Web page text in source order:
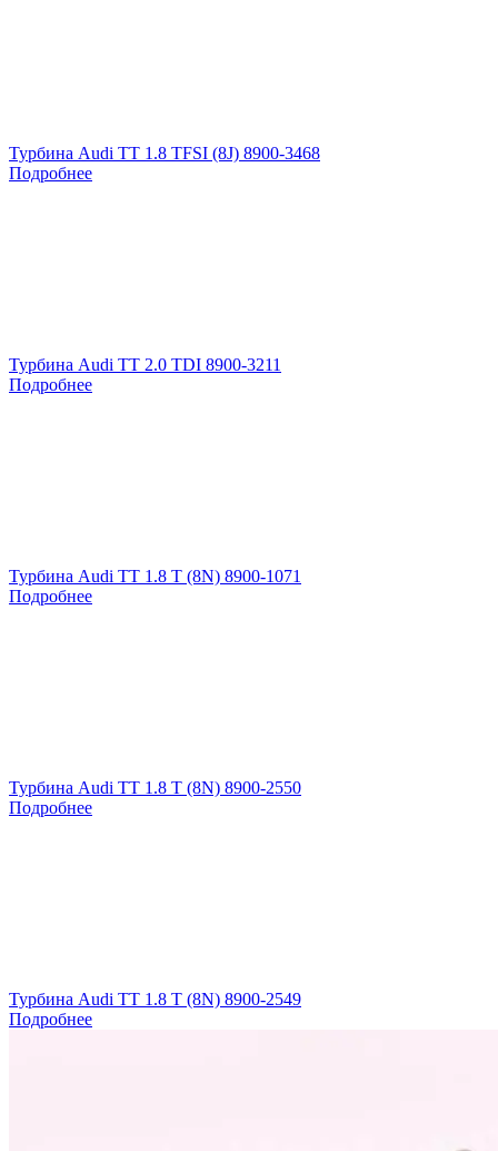
Турбина Audi TT 1.8 TFSI (8J) 8900-3468
Подробнее
Турбина Audi TT 2.0 TDI 8900-3211
Подробнее
Турбина Audi TT 1.8 T (8N) 8900-1071
Подробнее
Турбина Audi TT 1.8 T (8N) 8900-2550
Подробнее
Турбина Audi TT 1.8 T (8N) 8900-2549
Подробнее